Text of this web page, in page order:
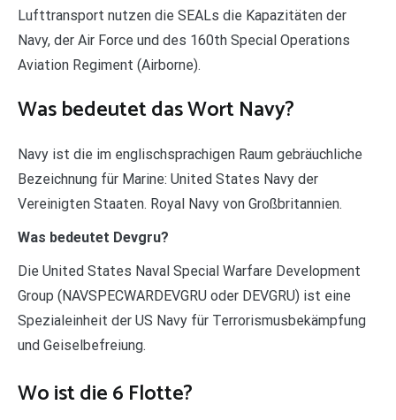
Lufttransport nutzen die SEALs die Kapazitäten der
Navy, der Air Force und des 160th Special Operations
Aviation Regiment (Airborne).
Was bedeutet das Wort Navy?
Navy ist die im englischsprachigen Raum gebräuchliche
Bezeichnung für Marine: United States Navy der
Vereinigten Staaten. Royal Navy von Großbritannien.
Was bedeutet Devgru?
Die United States Naval Special Warfare Development
Group (NAVSPECWARDEVGRU oder DEVGRU) ist eine
Spezialeinheit der US Navy für Terrorismusbekämpfung
und Geiselbefreiung.
Wo ist die 6 Flotte?